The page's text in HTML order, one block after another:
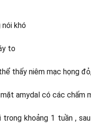
khó
to
thấy niêm mạc họng
amydal có các chấm
khoảng 1 tuần ,